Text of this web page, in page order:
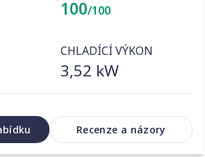
100/100
CHLADÍCÍ VÝKON
3,52 kW
Recenze a názory